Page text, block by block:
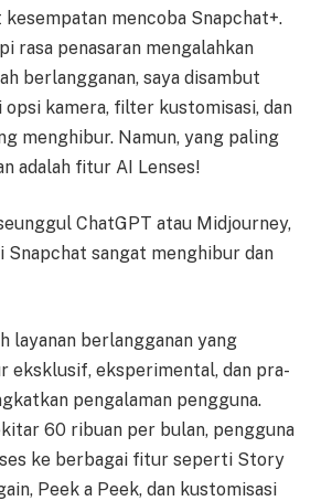
kesempatan mencoba Snapchat+.
rasa penasaran mengalahkan
berlangganan, saya disambut
opsi kamera, filter kustomisasi, dan
menghibur. Namun, yang paling
adalah fitur AI Lenses!
ChatGPT atau Midjourney,
Snapchat sangat menghibur dan
layanan berlangganan yang
eksklusif, eksperimental, dan pra-
pengalaman pengguna.
60 ribuan per bulan, pengguna
ke berbagai fitur seperti Story
Peek a Peek, dan kustomisasi